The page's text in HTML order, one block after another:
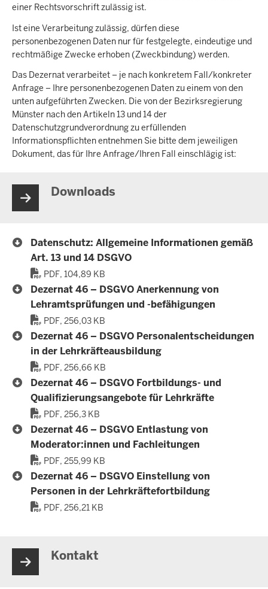
einer Rechtsvorschrift zulässig ist.
Ist eine Verarbeitung zulässig, dürfen diese
personenbezogenen Daten nur für festgelegte, eindeutige und
rechtmäßige Zwecke erhoben (Zweckbindung) werden.
Das Dezernat verarbeitet – je nach konkretem Fall/konkreter
Anfrage – Ihre personenbezogenen Daten zu einem von den
unten aufgeführten Zwecken. Die von der Bezirksregierung
Münster nach den Artikeln 13 und 14 der
Datenschutzgrundverordnung zu erfüllenden
Informationspflichten entnehmen Sie bitte dem jeweiligen
Dokument, das für Ihre Anfrage/Ihren Fall einschlägig ist:
Downloads
Datenschutz: Allgemeine Informationen gemäß
Art. 13 und 14 DSGVO
PDF, 104,89 KB
Dezernat 46 – DSGVO Anerkennung von
Lehramtsprüfungen und -befähigungen
PDF, 256,03 KB
Dezernat 46 – DSGVO Personalentscheidungen
in der Lehrkräfteausbildung
PDF, 256,66 KB
Dezernat 46 – DSGVO Fortbildungs- und
Qualifizierungsangebote für Lehrkräfte
PDF, 256,3 KB
Dezernat 46 – DSGVO Entlastung von
Moderator:innen und Fachleitungen
PDF, 255,99 KB
Dezernat 46 – DSGVO Einstellung von
Personen in der Lehrkräftefortbildung
PDF, 256,21 KB
Kontakt